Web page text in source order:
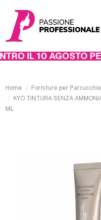
IL 10 AGOSTO PER
Home Forniture per
KYO TINTURA SENZA
ML